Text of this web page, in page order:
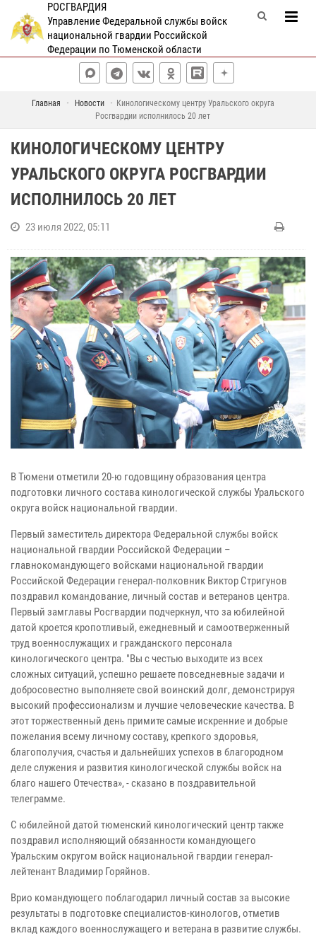
РОСГВАРДИЯ
Управление Федеральной службы войск
национальной гвардии Российской
Федерации по Тюменской области
Главная Новости
Кинологическому центру Уральского округа
Росгвардии исполнилось 20 лет
КИНОЛОГИЧЕСКОМУ ЦЕНТРУ
УРАЛЬСКОГО ОКРУГА РОСГВАРДИИ
ИСПОЛНИЛОСЬ 20 ЛЕТ
23 июля 2022, 05:11
В Тюмени отметили 20-ю годовщину образования центра
подготовки личного состава кинологической службы Уральского
округа войск национальной гвардии.
Первый заместитель директора Федеральной службы войск
национальной гвардии Российской Федерации –
главнокомандующего войсками национальной гвардии
Российской Федерации генерал-полковник Виктор Стригунов
поздравил командование, личный состав и ветеранов центра.
Первый замглавы Росгвардии подчеркнул, что за юбилейной
датой кроется кропотливый, ежедневный и самоотверженный
труд военнослужащих и гражданского персонала
кинологического центра. "Вы с честью выходите из всех
сложных ситуаций, успешно решаете повседневные задачи и
добросовестно выполняете свой воинский долг, демонстрируя
высокий профессионализм и лучшие человеческие качества. В
этот торжественный день примите самые искренние и добрые
пожелания всему личному составу, крепкого здоровья,
благополучия, счастья и дальнейших успехов в благородном
деле служения и развития кинологической службы войск на
благо нашего Отечества», - сказано в поздравительной
телеграмме.
С юбилейной датой тюменский кинологический центр также
поздравил исполняющий обязанности командующего
Уральским округом войск национальной гвардии генерал-
лейтенант Владимир Горяйнов.
Врио командующего поблагодарил личный состав за высокие
результаты в подготовке специалистов-кинологов, отметив
вклад каждого военнослужащего и ветерана в развитие службы.